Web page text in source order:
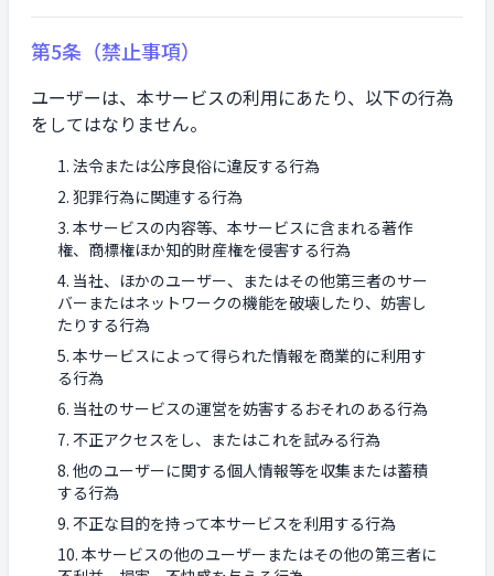
第5条（禁止事項）
ユーザーは、本サービスの利用にあたり、以下の行為
をしてはなりません。
法令または公序良俗に違反する行為
犯罪行為に関連する行為
本サービスの内容等、本サービスに含まれる著作
権、商標権ほか知的財産権を侵害する行為
当社、ほかのユーザー、またはその他第三者のサー
バーまたはネットワークの機能を破壊したり、妨害し
たりする行為
本サービスによって得られた情報を商業的に利用す
る行為
当社のサービスの運営を妨害するおそれのある行為
不正アクセスをし、またはこれを試みる行為
他のユーザーに関する個人情報等を収集または蓄積
する行為
不正な目的を持って本サービスを利用する行為
本サービスの他のユーザーまたはその他の第三者に